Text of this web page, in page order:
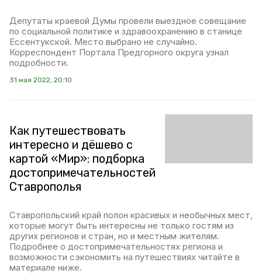
Депутаты краевой Думы провели выездное совещание
по социальной политике и здравоохранению в станице
Ессентукской. Место выбрано не случайно.
Корреспондент Портала Предгорного округа узнал
подробности.
31 мая 2022, 20:10
Как путешествовать
интересно и дёшево с
картой «Мир»: подборка
достопримечательностей
Ставрополья
Ставропольский край полон красивых и необычных мест,
которые могут быть интересны не только гостям из
других регионов и стран, но и местным жителям.
Подробнее о достопримечательностях региона и
возможности сэкономить на путешествиях читайте в
материале ниже.